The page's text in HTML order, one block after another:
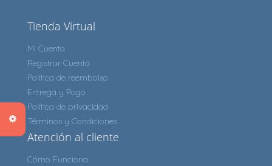
Tienda Virtual
Mi Cuenta
Registrar Cuenta
Política de reembolso
Entrega y Pago
Política de privacidad
Términos y Condiciones
Atención al cliente
Cómo Funciona